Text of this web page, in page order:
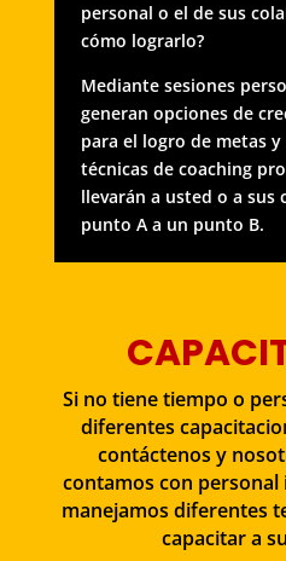
personal o el de sus
cómo lograrlo?
Mediante sesiones
generan opciones de
para el logro de metas
técnicas de coaching
llevarán a usted o a sus
punto A a un punto B.
Si no tiene tiempo o
diferentes
contáctenos y
contamos con
manejamos diferentes
capacitar a